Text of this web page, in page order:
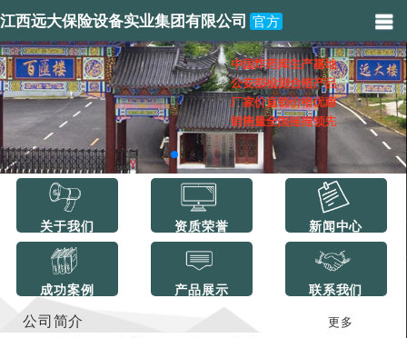
江西远大保险设备实业集团有限公司 官方
关于我们 资质荣誉 新闻中心
成功案例 产品展示 联系我们
公司简介 更多